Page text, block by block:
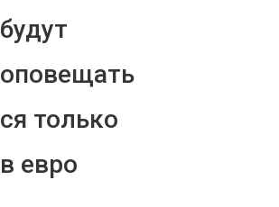
будут
оповещать
ся только
в евро